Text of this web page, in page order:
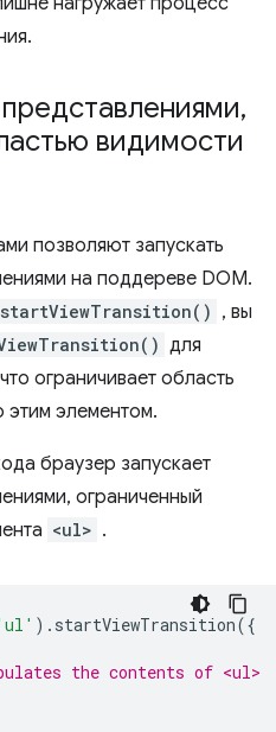
,
видимости
позволяют запускать
на поддереве DOM.
, вы
для
ограничивает область
этим элементом.
браузер запускает
ограниченный
<ul> .
). startViewTransition({
the contents of <ul>